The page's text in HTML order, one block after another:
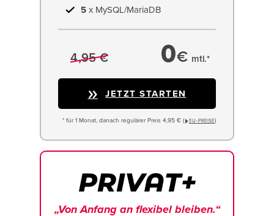
5 x MySQL/MariaDB
4,95 € 0€ mtl.*
JETZT STARTEN
* für 1 Monat, danach regulärer Preis 4,95 € ( EU−PREISE)
„Von Anfang an flexibel bleiben.“